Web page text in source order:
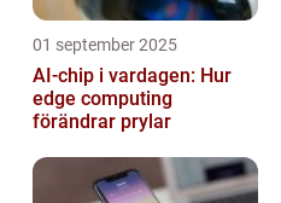
01 september 2025
AI-chip i vardagen: Hur
edge computing
förändrar prylar